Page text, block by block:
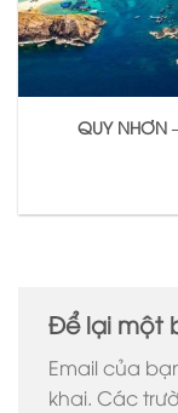
QUY NHƠN
Để lại một
Email của
khai. Các